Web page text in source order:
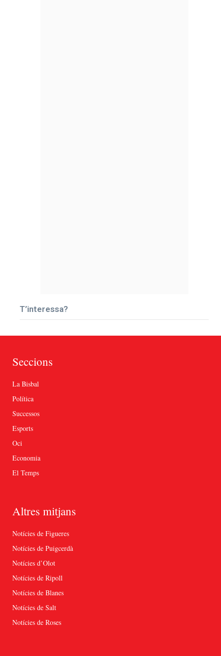
T’interessa?
Seccions
La Bisbal
Política
Successos
Esports
Oci
Economia
El Temps
Altres mitjans
Notícies de Figueres
Notícies de Puigcerdà
Notícies d’Olot
Notícies de Ripoll
Notícies de Blanes
Notícies de Salt
Notícies de Roses